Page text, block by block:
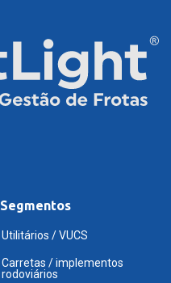
Segmentos
Utilitários / VUCS
Carretas / implementos
rodoviários